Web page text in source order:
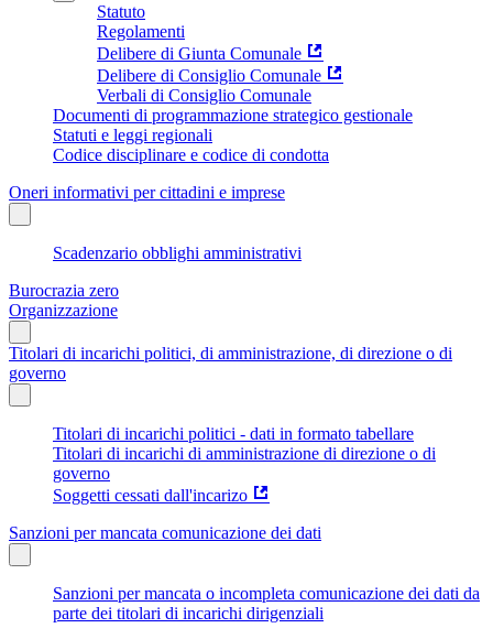
Statuto
Regolamenti
Delibere di Giunta Comunale
Delibere di Consiglio Comunale
Verbali di Consiglio Comunale
Documenti di programmazione strategico gestionale
Statuti e leggi regionali
Codice disciplinare e codice di condotta
Oneri informativi per cittadini e imprese
Scadenzario obblighi amministrativi
Burocrazia zero
Organizzazione
Titolari di incarichi politici, di amministrazione, di direzione o di
governo
Titolari di incarichi politici - dati in formato tabellare
Titolari di incarichi di amministrazione di direzione o di
governo
Soggetti cessati dall'incarizo
Sanzioni per mancata comunicazione dei dati
Sanzioni per mancata o incompleta comunicazione dei dati da
parte dei titolari di incarichi dirigenziali